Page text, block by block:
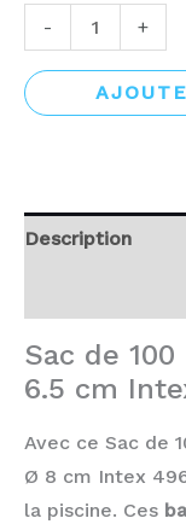
- +
Description
Sac de
6.5 cm
Avec ce Sac de
Ø 8 cm Intex
la piscine. Ces